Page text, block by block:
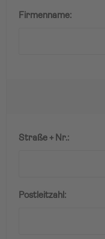
Firmenname:
Straße + Nr.:
Postleitzahl: